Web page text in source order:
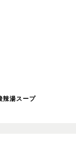
辣湯スープ